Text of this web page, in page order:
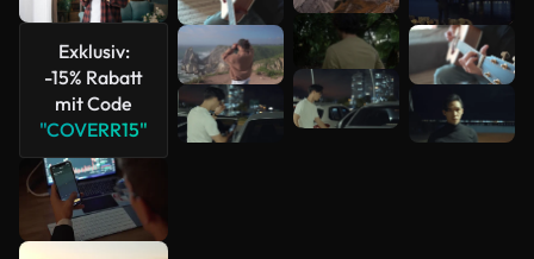
Exklusiv:
-15% Rabatt
mit Code
"COVERR15"
anzeigen